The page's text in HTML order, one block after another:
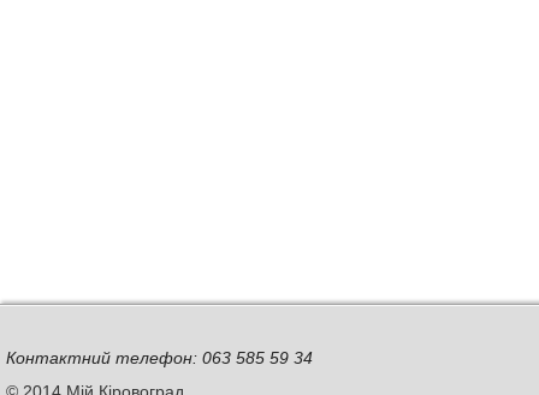
Контактний телефон: 063 585 59 34